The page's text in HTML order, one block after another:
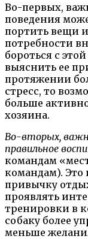
Во-первых,
поведения
портить вещи
потребности
бороться с
выяснить ее
протяжении
стресс, то
больше
хозяина.
Во-вторых,
правильное
командам
командам). Это
привычку
проявлять
тренировки в
собаку более
меньше